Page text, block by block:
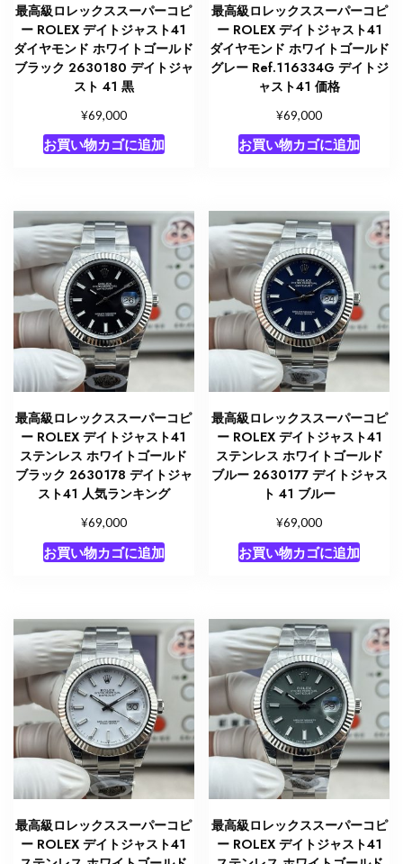
最高級ロレックススーパーコピ
ー ROLEX デイトジャスト41
ダイヤモンド ホワイトゴールド
ブラック 2630180 デイトジャ
スト 41 黒
¥69,000
お買い物カゴに追加
最高級ロレックススーパーコピ
ー ROLEX デイトジャスト41
ダイヤモンド ホワイトゴールド
グレー Ref.116334G デイトジ
ャスト41 価格
¥69,000
お買い物カゴに追加
最高級ロレックススーパーコピ
ー ROLEX デイトジャスト41
ステンレス ホワイトゴールド
ブラック 2630178 デイトジャ
スト41 人気ランキング
¥69,000
お買い物カゴに追加
最高級ロレックススーパーコピ
ー ROLEX デイトジャスト41
ステンレス ホワイトゴールド
ブルー 2630177 デイトジャス
ト 41 ブルー
¥69,000
お買い物カゴに追加
最高級ロレックススーパーコピ
ー ROLEX デイトジャスト41
最高級ロレックススーパーコピ
ー ROLEX デイトジャスト41